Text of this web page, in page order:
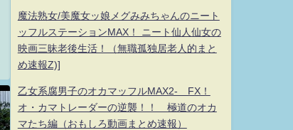
魔法熟女/美魔女ッ娘メグみみちゃんのニート
ッフルステーションMAX！ ニート仙人仙女の
映画三昧老後生活！（無職孤独居老人的まと
め速報Z)]
乙女系腐男子のオカマッフルMAX2- FX！
オ・カマトレーダーの逆襲！！ 極道のオカ
マたち編（おもしろ動画まとめ速報）